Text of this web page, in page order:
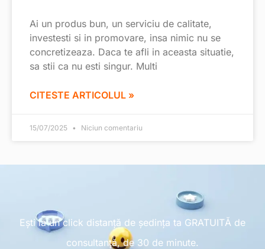
Ai un produs bun, un serviciu de calitate,
investesti si in promovare, insa nimic nu se
concretizeaza. Daca te afli in aceasta situatie,
sa stii ca nu esti singur. Multi
CITESTE ARTICOLUL »
15/07/2025 Niciun comentariu
Ești la un click distanță de ședința ta GRATUITĂ de
consultanță, de 30 de minute.